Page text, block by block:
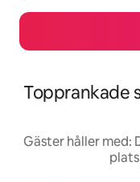
Topprankade
Gäster håller med: